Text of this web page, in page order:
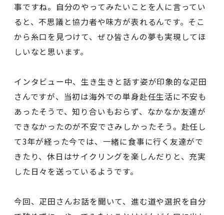
事ですね。自分のやってみたいことを人に言ってい
ると、不思議と協力者や味方が表れるんです。そこ
から糸口を見つけて、ぜひ皆さんの夢も実現してほ
しいなと思います。
インタビュー中、生き生きと話す姿が印象的な疋田
さんですが、当初は海外での単身赴任生活に不安も
あったそうで、知り合いもおらず、なかなか友達が
できなかったのが不安でさみしかったそう。赴任し
て3年が経った今では、一緒に食事に行く友達がで
きたり、休日はサイクリングを楽しんだりと、充実
した日々を送っているようです。
今回、疋田さんお話を聞いて、進む道や選択を自分